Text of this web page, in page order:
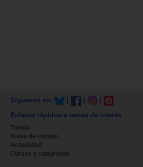
Síguenos en:
Enlaces rápidos a temas de interés
Tienda
Bolsa de trabajo
Actualidad
Cursos y congresos